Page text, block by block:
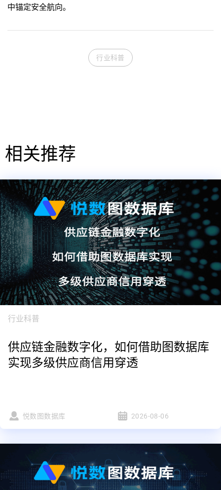
中锚定安全航向。
行业科普
相关推荐
行业科普
供应链金融数字化，如何借助图数据库
实现多级供应商信用穿透
悦数图数据库 2026-08-06